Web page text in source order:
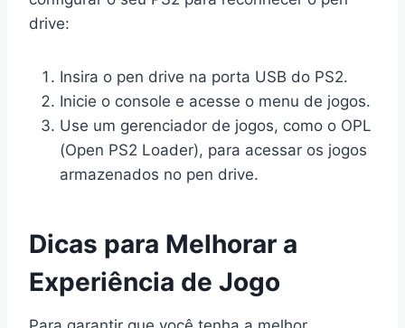
drive:
Insira o pen drive na porta USB do PS2.
Inicie o console e acesse o menu de jogos.
Use um gerenciador de jogos, como o OPL
(Open PS2 Loader), para acessar os jogos
armazenados no pen drive.
Dicas para Melhorar a
Experiência de Jogo